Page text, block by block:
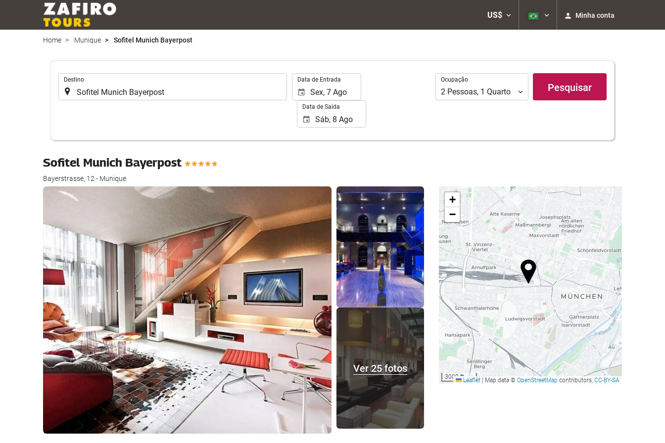
US$ Minha conta
Home Munique Sofitel Munich Bayerpost
Destino Data de Entrada
Data de Saída
Ocupação
Ocupação
2 Pessoas, 1 Quarto Pesquisar
Sofitel Munich Bayerpost
Bayerstrasse, 12 - Munique
Ver 25 fotos
Ver 25 fotos
+
−
3000 ftLeaflet Map data © OpenStreetMap contributors, CC-BY-SA